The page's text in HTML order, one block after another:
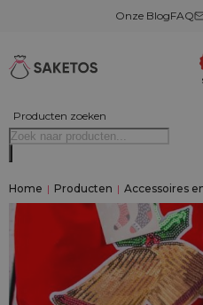
Onze BlogFAQ
Producten zoeken
Home | Producten | Accessoires